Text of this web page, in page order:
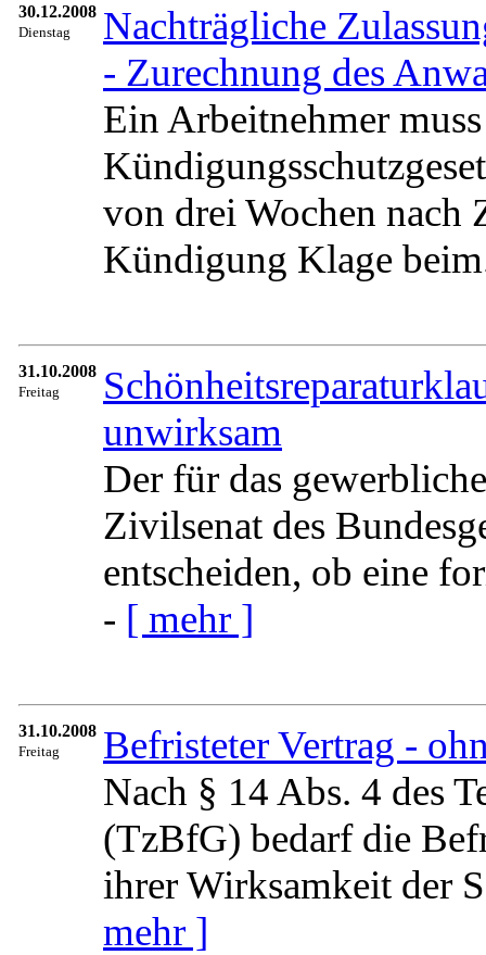
30.12.2008
Dienstag
Nachträgliche
- Zurechnung des
Ein Arbeitnehmer
von drei Wochen nach
Kündigung Klage
31.10.2008
Freitag
unwirksam
Der für das
Zivilsenat des
entscheiden, ob eine
- [ mehr ]
31.10.2008
Freitag
Befristeter Vertrag -
Nach § 14 Abs. 4 des
(TzBfG) bedarf die
ihrer Wirksamkeit der
mehr ]